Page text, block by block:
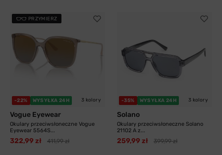
PRZYMIERZ
-22% WYSYŁKA 24H 3 kolory
Vogue Eyewear
Okulary przeciwsłoneczne Vogue
Eyewear 5564S...
322,99 zł 411,99 zł
-35% WYSYŁKA 24H 3 kolory
Solano
Okulary przeciwsłoneczne Solano
21102 A z...
259,99 zł 399,99 zł